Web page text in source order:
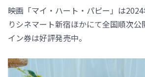
映画「マイ・ハート・パピー」は
りシネマート新宿ほかにて全国順次
イン券は好評発売中。